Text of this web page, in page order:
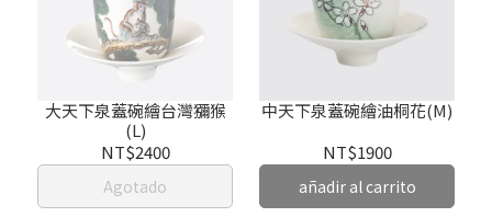
大天下泉蓋碗繪台灣獼猴
(L)
NT$2400
Agotado
中天下泉蓋碗繪油桐花(M)
NT$1900
añadir al carrito